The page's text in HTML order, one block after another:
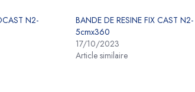
N2-
BANDE DE RESINE FIX CAST N2-
5cmx360
17/10/2023
Article similaire